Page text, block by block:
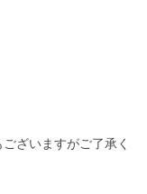
ざいますがご了承く